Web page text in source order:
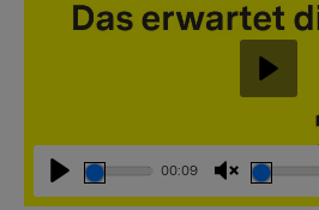
Abspielen
00:09